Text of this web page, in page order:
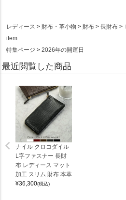
レディース 財布・革小物 財布 長財布
item
特集ページ
2026年の開運日
最近閲覧した商品
ナイル クロコダイル
L字ファスナー 長財
布 レディース マット
加工 スリム 財布 本革
¥36,300(税込)